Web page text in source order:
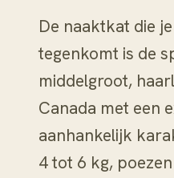
De naaktkat die
tegenkomt is de
middelgroot,
Canada met een
aanhankelijk
4 tot 6 kg,